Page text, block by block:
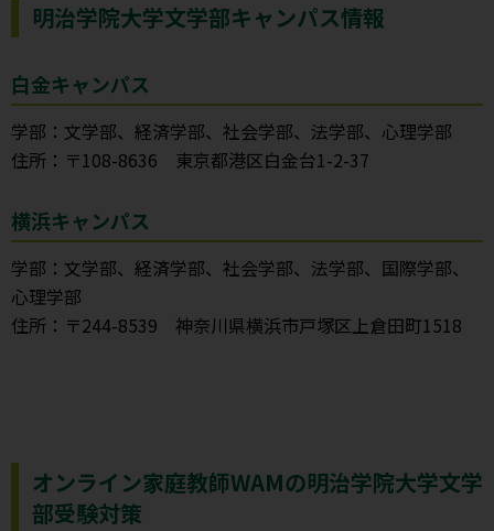
明治学院大学文学部キャンパス情報
白金キャンパス
学部：文学部、経済学部、社会学部、法学部、心理学部
住所：〒108-8636 東京都港区白金台1-2-37
横浜キャンパス
学部：文学部、経済学部、社会学部、法学部、国際学部、
心理学部
住所：〒244-8539 神奈川県横浜市戸塚区上倉田町1518
オンライン家庭教師WAMの明治学院大学文学
部受験対策